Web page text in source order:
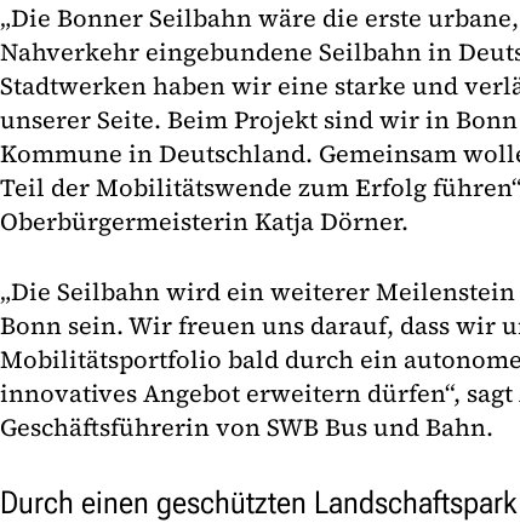
„Die Bonner Seilbahn wäre die erste
Nahverkehr eingebundene Seilbahn in
Stadtwerken haben wir eine starke und
unserer Seite. Beim Projekt sind wir in
Kommune in Deutschland. Gemeinsam
Teil der Mobilitätswende zum Erfolg
Oberbürgermeisterin Katja Dörner.
„Die Seilbahn wird ein weiterer
Bonn sein. Wir freuen uns darauf, dass wir
Mobilitätsportfolio bald durch ein
innovatives Angebot erweitern dürfen“, sagt
Geschäftsführerin von SWB Bus und Bahn.
Durch einen geschützten Landschaftspark